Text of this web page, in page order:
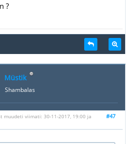
?
Müstik
Shambalas
#47
muudeti viimati: 30-11-2017, 19:00 ja